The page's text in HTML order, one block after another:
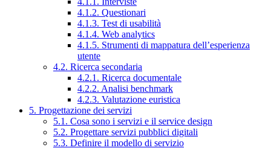
4.1.2. Questionari
4.1.3. Test di usabilità
4.1.4. Web analytics
4.1.5. Strumenti di mappatura dell’esperienza
utente
4.2. Ricerca secondaria
4.2.1. Ricerca documentale
4.2.2. Analisi benchmark
4.2.3. Valutazione euristica
5. Progettazione dei servizi
5.1. Cosa sono i servizi e il service design
5.2. Progettare servizi pubblici digitali
5.3. Definire il modello di servizio